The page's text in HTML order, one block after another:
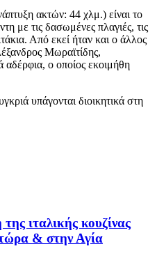
ακτών: 44 χλμ.) είναι το
με τις δασωμένες πλαγιές, τις
Από εκεί ήταν και ο άλλος
Μωραϊτίδης,
αδέρφια, ο οποίος εκοιμήθη
υπάγονται διοικητικά στη
ιταλικής κουζίνας
& στην Αγία